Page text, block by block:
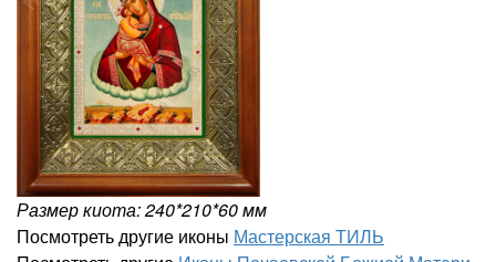
Размер киота: 240*210*60 мм
Посмотреть другие иконы Мастерская ТИЛЬ